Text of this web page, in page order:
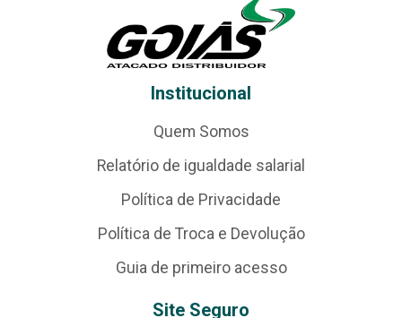
Institucional
Quem Somos
Relatório de igualdade salarial
Política de Privacidade
Política de Troca e Devolução
Guia de primeiro acesso
Site Seguro